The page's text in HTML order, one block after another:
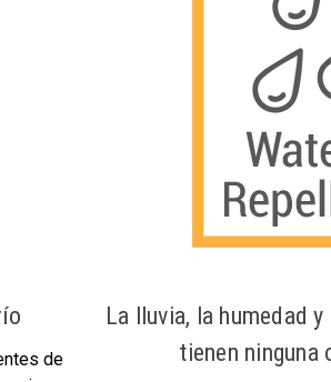
de
La lluvia, la humedad
tienen ninguna